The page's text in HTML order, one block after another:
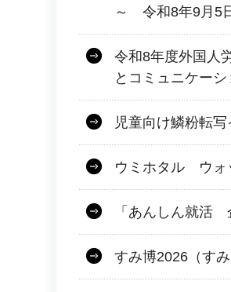
～ 令和8年9月5
令和8年度外国人
とコミュニケー
児童向け鱗粉転写
ウミホタル ウォ
「あんしん就活
すみ博2026（すみ